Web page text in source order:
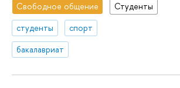
Свободное общение
Студенты
студенты
спорт
бакалавриат